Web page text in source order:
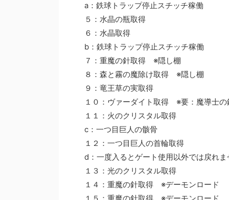
a：鉄球トラップ停止スチッチ稼働
５：水晶の瓶取得
６：水晶取得
b：鉄球トラップ停止スチッチ稼働
７：重魔の針取得 ※隠し棚
８：森と霧の魔除け取得 ※隠し棚
９：竜王草の実取得
１０：ヴァーダイト取得 ※要：魔導士の
１１：火のクリスタル取得
c：一つ目巨人の骸骨
１２：一つ目巨人の首輪取得
d：一度入るとゲート使用以外では戻れ
１３：光のクリスタル取得
１４：重魔の針取得 ※デーモンロード